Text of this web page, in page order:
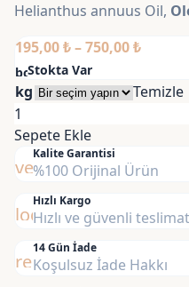
Helianthus annuus Oil,
195,00₺–750,00₺Fiyat
195,00 ₺
boltStokta Var
kg
Temizle
Zeytin
Yaprağı
Ekstratı
Yağ
Bazlı
-
Olive
Leaf
Sepete Ekle
verified
Kalite Garantisi
%100 Orijinal Ürün
local_shipping
Hızlı Kargo
Hızlı ve güvenli teslimat
replay
14 Gün İade
Koşulsuz İade Hakkı